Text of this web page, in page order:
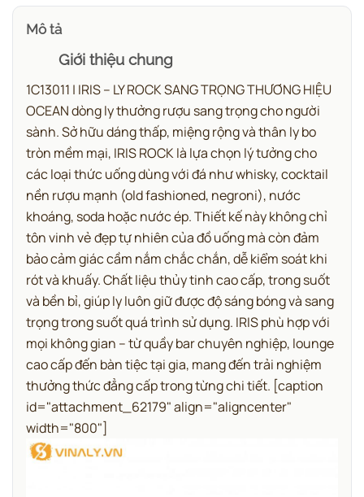
Mô tả
Giới thiệu chung
1C13011 | IRIS – LY ROCK SANG TRỌNG THƯƠNG HIỆU
OCEAN dòng ly thưởng rượu sang trọng cho người
sành.Sở hữu dáng thấp, miệng rộng và thân ly bo
tròn mềm mại, IRIS ROCK là lựa chọn lý tưởng cho
các loại thức uống dùng với đá như whisky, cocktail
nền rượu mạnh (old fashioned, negroni), nước
khoáng, soda hoặc nước ép. Thiết kế này không chỉ
tôn vinh vẻ đẹp tự nhiên của đồ uống mà còn đảm
bảo cảm giác cầm nắm chắc chắn, dễ kiểm soát khi
rót và khuấy.Chất liệu thủy tinh cao cấp, trong suốt
và bền bỉ, giúp ly luôn giữ được độ sáng bóng và sang
trọng trong suốt quá trình sử dụng. IRIS phù hợp với
mọi không gian – từ quầy bar chuyên nghiệp, lounge
cao cấp đến bàn tiệc tại gia, mang đến trải nghiệm
thưởng thức đẳng cấp trong từng chi tiết. [caption
id="attachment_62179" align="aligncenter"
width="800"]